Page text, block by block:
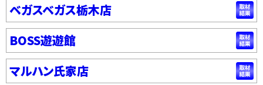
ベガスベガス栃木店
BOSS遊遊館
マルハン氏家店